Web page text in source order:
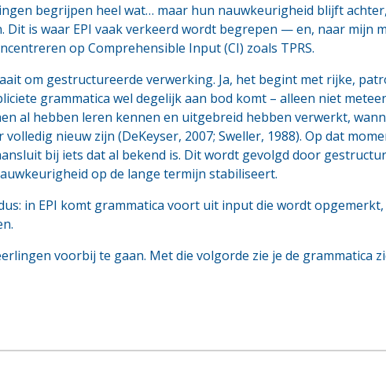
begrijpen heel wat… maar hun nauwkeurigheid blijft
is waar EPI vaak verkeerd wordt begrepen — en, naar mijn
op Comprehensible Input (CI) zoals TPRS.
om gestructureerde verwerking. Ja, het begint met rijke,
grammatica wel degelijk aan bod komt – alleen niet
al hebben leren kennen en uitgebreid hebben verwerkt,
nieuw zijn (DeKeyser, 2007; Sweller, 1988). Op dat
bij iets dat al bekend is. Dit wordt gevolgd door
op de lange termijn stabiliseert.
in EPI komt grammatica voort uit input die wordt
voorbij te gaan. Met die volgorde zie je de grammatica